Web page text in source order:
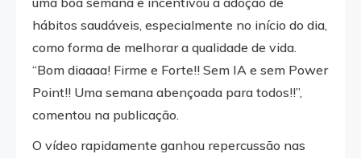
hábitos saudáveis, especialmente no início do dia,
como forma de melhorar a qualidade de vida.
“Bom diaaaa! Firme e Forte!! Sem IA e sem Power
Point!! Uma semana abençoada para todos!!”,
comentou na publicação.
O vídeo rapidamente ganhou repercussão nas